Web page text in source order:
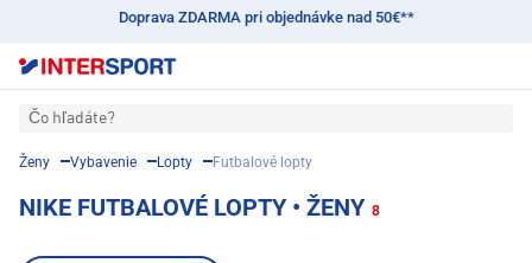
Doprava ZDARMA pri objednávke nad 50€**
Čo hľadáte?
Ženy Vybavenie Lopty Futbalové lopty
NIKE FUTBALOVÉ LOPTY • ŽENY 8